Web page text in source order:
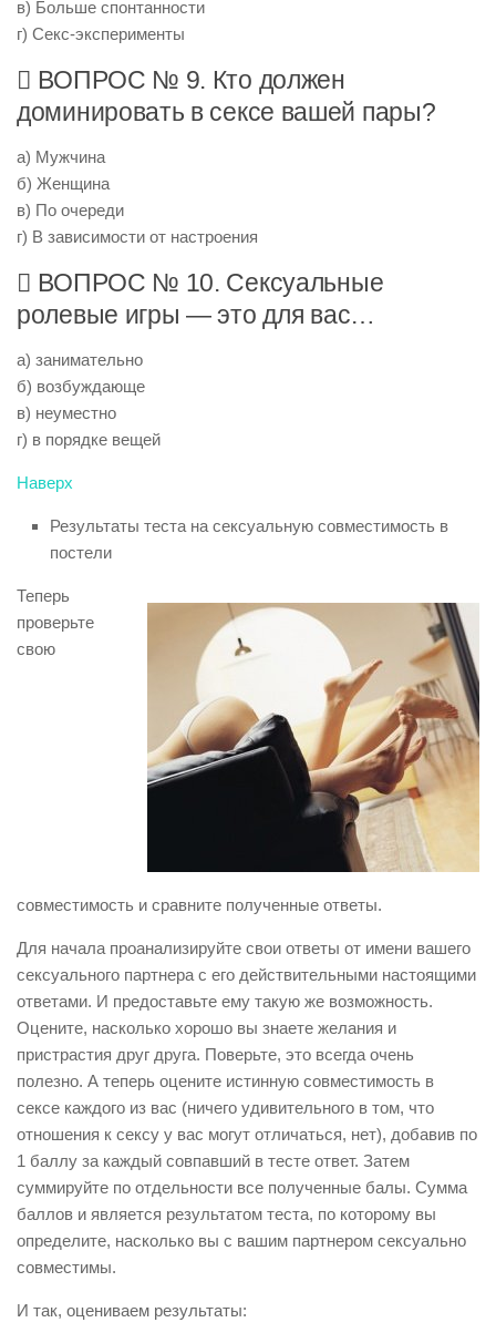
в) Больше спонтанности
г) Секс-эксперименты
 ВОПРОС № 9. Кто должен
доминировать в сексе вашей пары?
а) Мужчина
б) Женщина
в) По очереди
г) В зависимости от настроения
 ВОПРОС № 10. Сексуальные
ролевые игры — это для вас…
а) занимательно
б) возбуждающе
в) неуместно
г) в порядке вещей
Наверх
Результаты теста на сексуальную совместимость в
постели
Теперь
проверьте
свою
совместимость и сравните полученные ответы.
Для начала проанализируйте свои ответы от имени вашего
сексуального партнера с его действительными настоящими
ответами. И предоставьте ему такую же возможность.
Оцените, насколько хорошо вы знаете желания и
пристрастия друг друга. Поверьте, это всегда очень
полезно. А теперь оцените истинную совместимость в
сексе каждого из вас (ничего удивительного в том, что
отношения к сексу у вас могут отличаться, нет), добавив по
1 баллу за каждый совпавший в тесте ответ. Затем
суммируйте по отдельности все полученные балы. Сумма
баллов и является результатом теста, по которому вы
определите, насколько вы с вашим партнером сексуально
совместимы.
И так, оцениваем результаты: